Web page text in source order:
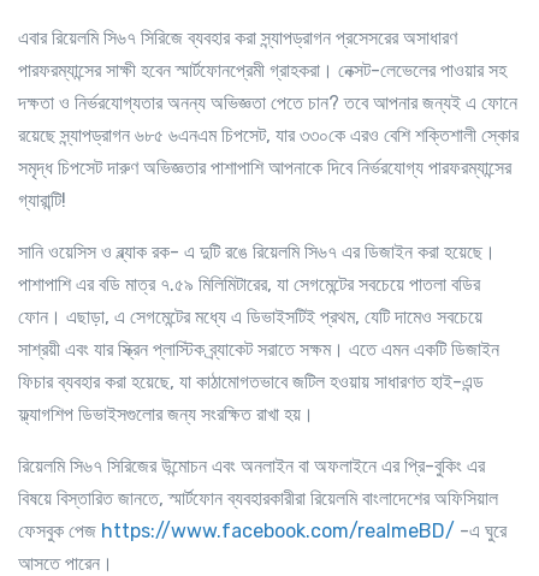
এবার রিয়েলমি সি৬৭ সিরিজে ব্যবহার করা স্ন্যাপড্রাগন প্রসেসরের অসাধারণ
পারফরম্যান্সের সাক্ষী হবেন স্মার্টফোনপ্রেমী গ্রাহকরা। নেক্সট-লেভেলের পাওয়ার সহ
দক্ষতা ও নির্ভরযোগ্যতার অনন্য অভিজ্ঞতা পেতে চান?তবে আপনার জন্যই এ ফোনে
রয়েছে স্ন্যাপড্রাগন ৬৮৫ ৬এনএম চিপসেট, যার ৩৩০কে এরও বেশি শক্তিশালী স্কোর
সমৃদ্ধ চিপসেট দারুণ অভিজ্ঞতার পাশাপাশি আপনাকে দিবে নির্ভরযোগ্য পারফরম্যান্সের
গ্যারান্টি!
সানি ওয়েসিস ও ব্ল্যাক রক- এ দুটি রঙে রিয়েলমি সি৬৭ এর ডিজাইন করা হয়েছে।
পাশাপাশি এর বডি মাত্র ৭.৫৯ মিলিমিটারের, যা সেগমেন্টের সবচেয়ে পাতলা বডির
ফোন। এছাড়া, এ সেগমেন্টের মধ্যে এ ডিভাইসটিই প্রথম, যেটি দামেও সবচেয়ে
সাশ্রয়ী এবং যার স্ক্রিন প্লাস্টিক ব্র্যাকেট সরাতে সক্ষম। এতে এমন একটি ডিজাইন
ফিচার ব্যবহার করা হয়েছে, যা কাঠামোগতভাবে জটিল হওয়ায় সাধারণত হাই-এন্ড
ফ্ল্যাগশিপ ডিভাইসগুলোর জন্য সংরক্ষিত রাখা হয়।
রিয়েলমি সি৬৭ সিরিজের উন্মোচন এবং অনলাইন বা অফলাইনে এর প্রি-বুকিং এর
বিষয়ে বিস্তারিত জানতে,স্মার্টফোন ব্যবহারকারীরা রিয়েলমি বাংলাদেশের অফিসিয়াল
ফেসবুক পেজ https://www.facebook.com/realmeBD/ -এ ঘুরে
আসতে পারেন।